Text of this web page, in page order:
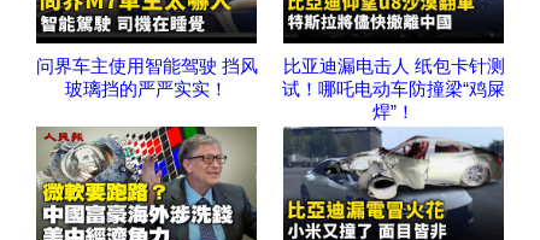
问界车主使用智能驾驶 挡风
玻璃挡的严严实实！
比亚迪漏电击人 纸包卡针测
试！哪吒电动车防撞梁“鸡屎
焊”！